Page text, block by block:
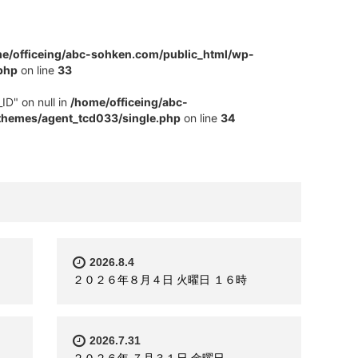
officeing/abc-sohken.com/public_html/wp-
on line 33
on null in /home/officeing/abc-
agent_tcd033/single.php on line 34
2026.8.4
２０２６年８月４日 火曜日 １６時
2026.7.31